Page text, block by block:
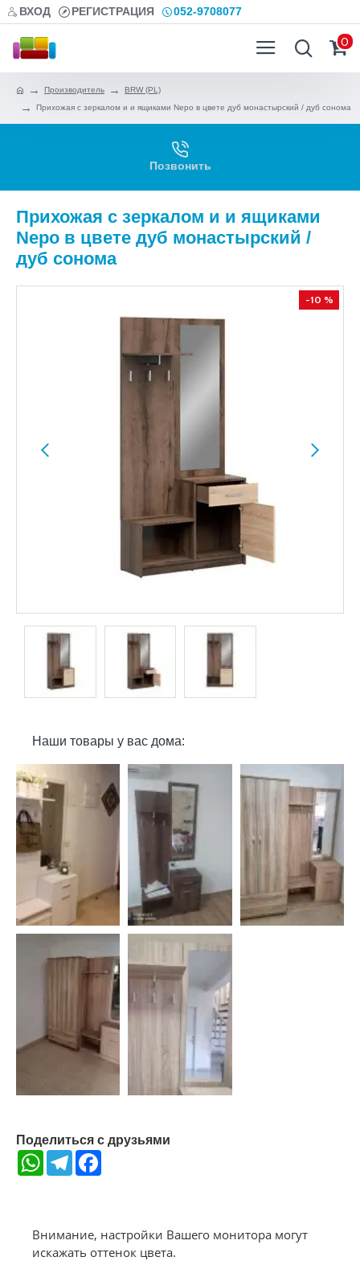
ВХОД РЕГИСТРАЦИЯ 052-9708077
0
Производитель
BRW (PL)
Прихожая с зеркалом и и ящиками Nepo в цвете дуб монастырский / дуб сонома
Позвонить
Прихожая с зеркалом и и ящиками
Nepo в цвете дуб монастырский /
дуб сонома
-10 %
Наши товары у вас дома:
Поделиться с друзьями
WhatsAppTelegram
Внимание, настройки Вашего монитора могут
искажать оттенок цвета.